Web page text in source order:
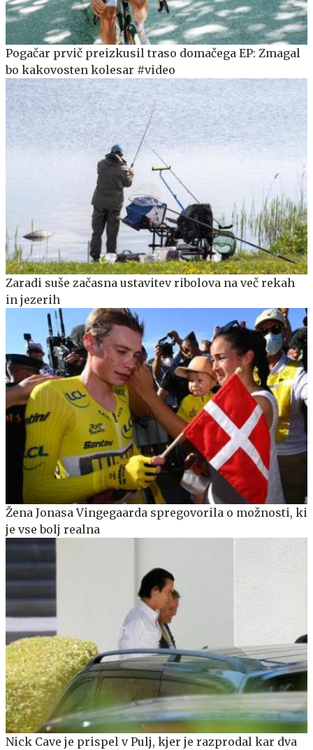
Pogačar prvič preizkusil traso domačega EP: Zmagal
bo kakovosten kolesar #video
Zaradi suše začasna ustavitev ribolova na več rekah
in jezerih
Žena Jonasa Vingegaarda spregovorila o možnosti, ki
je vse bolj realna
Nick Cave je prispel v Pulj, kjer je razprodal kar dva